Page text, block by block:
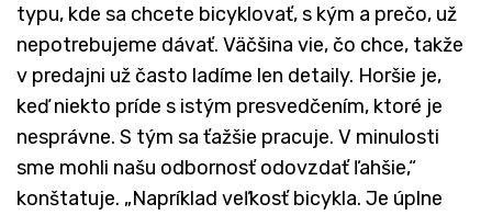
typu, kde sa chcete bicyklovať, s kým a prečo, už
nepotrebujeme dávať. Väčšina vie, čo chce, takže
v predajni už často ladíme len detaily. Horšie je,
keď niekto príde s istým presvedčením, ktoré je
nesprávne. S tým sa ťažšie pracuje. V minulosti
sme mohli našu odbornosť odovzdať ľahšie,“
konštatuje. „Napríklad veľkosť bicykla. Je úplne